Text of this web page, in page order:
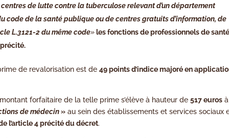
de lutte contre la tuberculose relevant d’un département
code de la santé publique ou de centres gratuits d’information, de
L.3121-2 du même code» les fonctions de professionnels de
de revalorisation est de49 points d’indice majoré en
forfaitaire de la telle prime s’élève à hauteur de517 euros à
de médecin» au sein des établissements et services sociaux
l’article 4 précité du décret.